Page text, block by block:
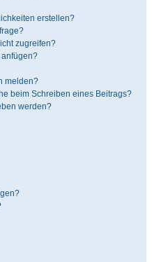
erstellen?
zugreifen?
melden?
beim Schreiben eines Beitrags?
werden?